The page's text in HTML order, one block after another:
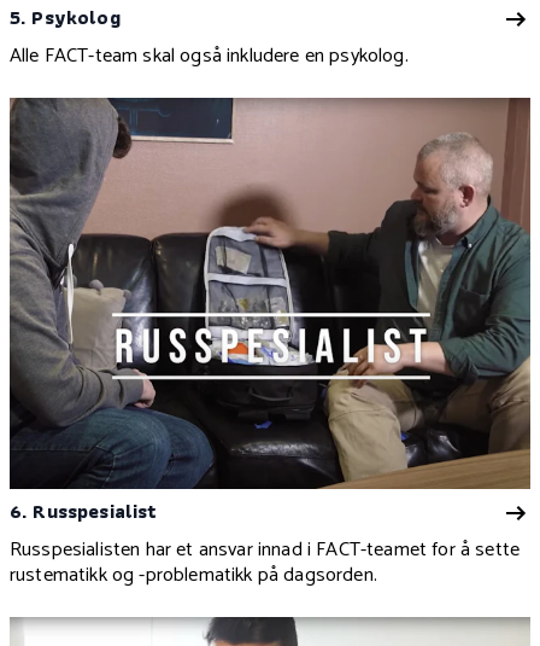
5. Psykolog
Alle FACT-team skal også inkludere en psykolog.
6. Russpesialist
Russpesialisten har et ansvar innad i FACT-teamet for å sette
rustematikk og -problematikk på dagsorden.